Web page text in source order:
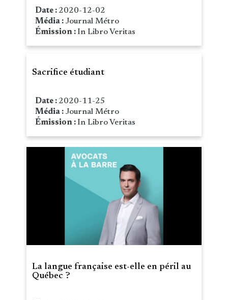
Date : 2020-12-02
Média : Journal Métro
Émission :In Libro Veritas
Sacrifice étudiant
Date : 2020-11-25
Média : Journal Métro
Émission :In Libro Veritas
La langue française est-elle en péril au
Québec ?